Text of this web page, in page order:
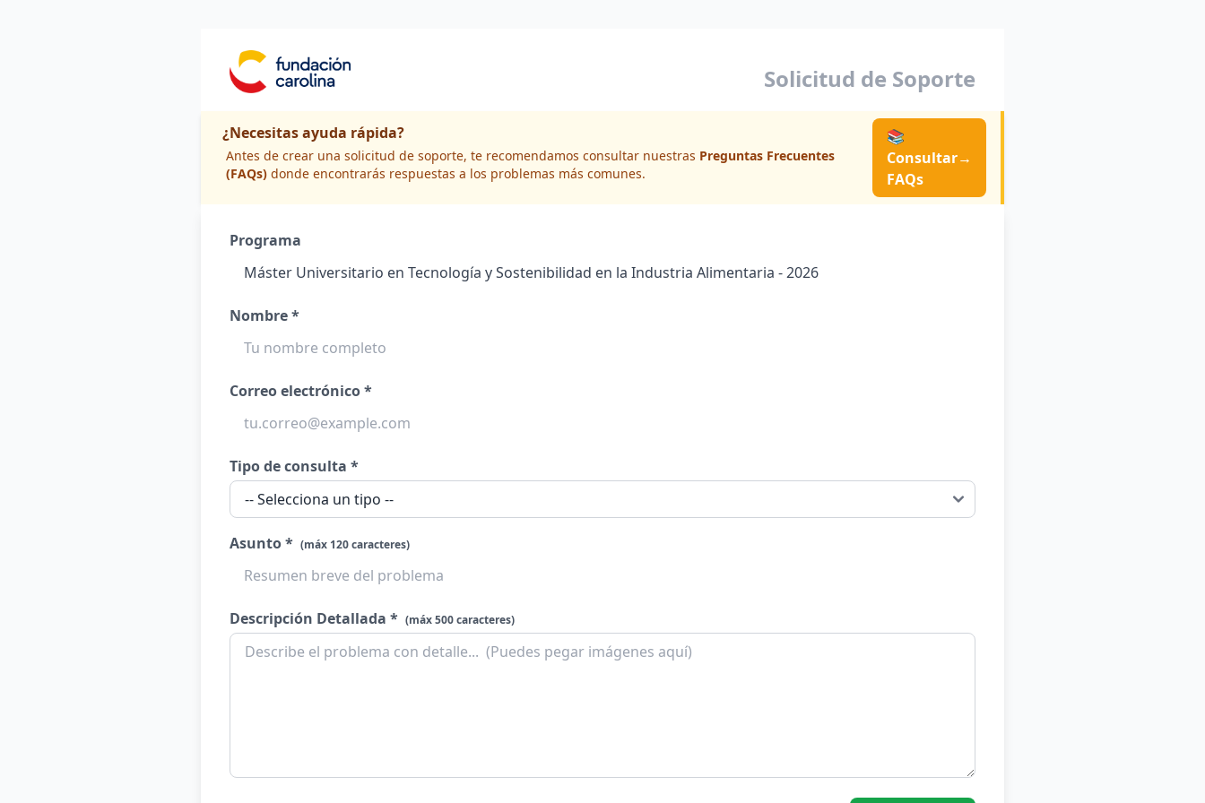
Solicitud de Soporte
¿Necesitas ayuda rápida?
Antes de crear una solicitud de soporte, te recomendamos consultar nuestras Preguntas Frecuentes
(FAQs) donde encontrarás respuestas a los problemas más comunes.
📚
Consultar
FAQs
→
Programa
Nombre *
Correo electrónico *
Tipo de consulta *
Asunto * (máx 120 caracteres)
Descripción Detallada * (máx 500 caracteres)